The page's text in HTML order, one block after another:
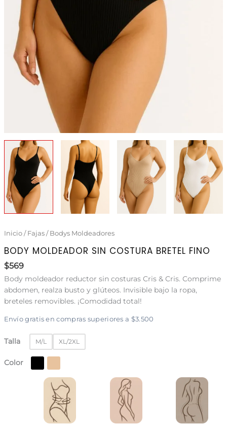
Inicio/ Fajas/ Bodys Moldeadores
BODY MOLDEADOR SIN COSTURA BRETEL FINO
$569
Body moldeador reductor sin costuras Cris & Cris. Comprime
abdomen, realza busto y glúteos. Invisible bajo la ropa,
breteles removibles. ¡Comodidad total!
Envío gratis en compras superiores a $3.500
Talla M/L XL/2XL
Color